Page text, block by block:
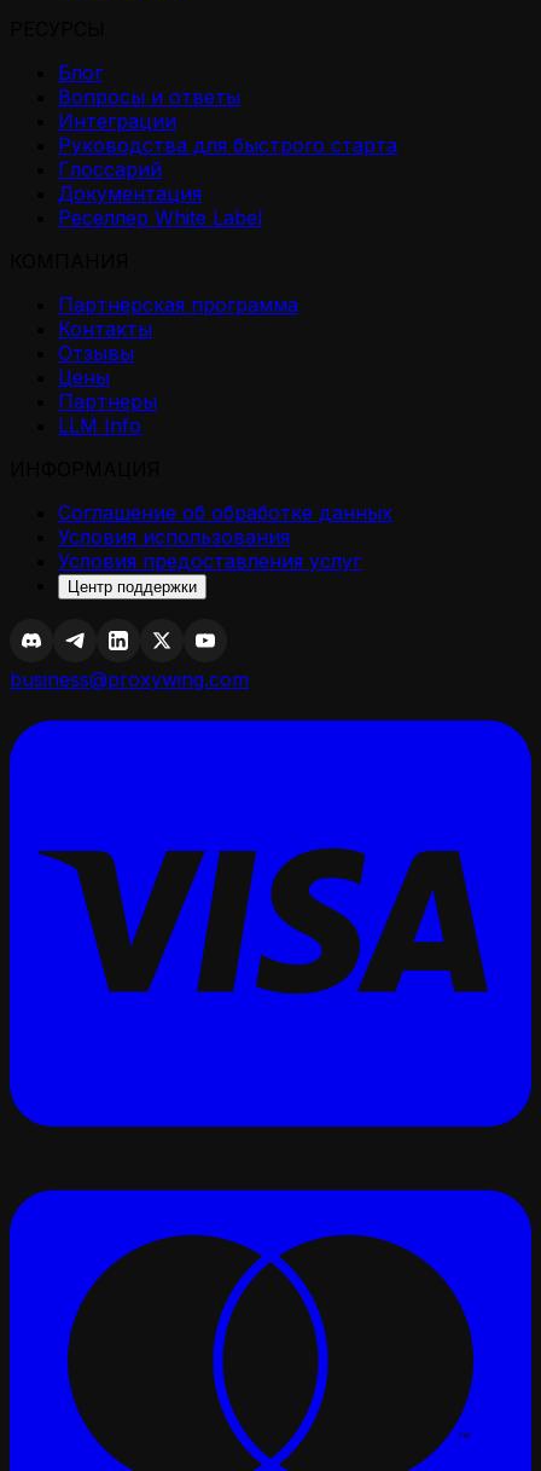
Блог
Вопросы и ответы
Интеграции
Руководства для быстрого старта
Глоссарий
Документация
Реселлер White Label
Партнёрская программа
Контакты
Отзывы
Цены
Партнеры
LLM Info
Соглашение об обработке данных
Условия использования
Условия предоставления услуг
Центр поддержки
business@proxywing.com